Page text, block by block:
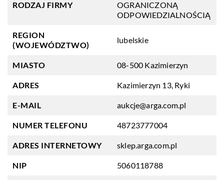
RODZAJ FIRMY
OGRANICZONĄ
ODPOWIEDZIALNOŚCIĄ
REGION
(WOJEWÓDZTWO)
lubelskie
MIASTO 08-500 Kazimierzyn
ADRES Kazimierzyn 13, Ryki
E-MAIL aukcje@arga.com.pl
NUMER TELEFONU 48723777004
ADRES INTERNETOWY sklep.arga.com.pl
NIP 5060118788